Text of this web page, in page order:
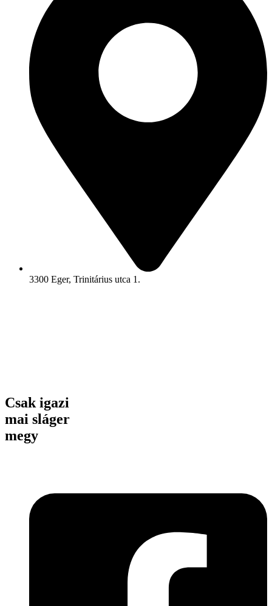
3300 Eger, Trinitárius utca 1.
Csak igazi
mai sláger
megy